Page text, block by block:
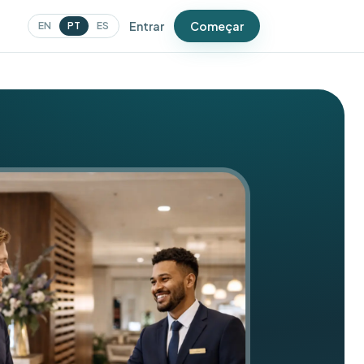
Mensagens que trazem as
pessoas de volta
Ofertas que geram visitas
repetidas
EN PT ES Entrar Começar